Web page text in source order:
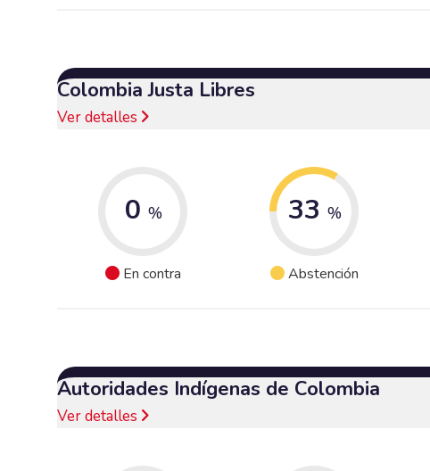
Colombia Justa Libres
Ver detalles
0 %
En contra
33 %
Abstención
Autoridades Indígenas de Colombia
Ver detalles